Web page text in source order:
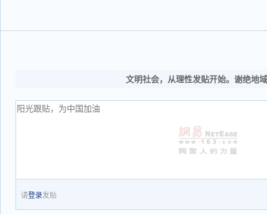
文明社会，从理性发贴开始。谢绝地
请登录发贴